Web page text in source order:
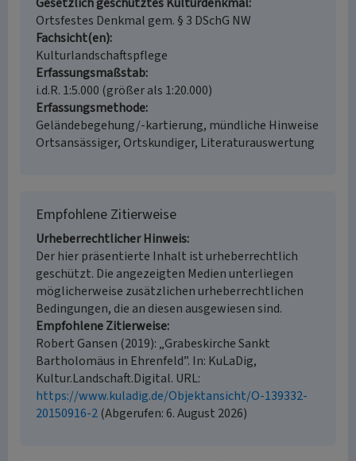
Ortsfestes Denkmal gem. § 3 DSchG NW
Fachsicht(en)
Kulturlandschaftspflege
Erfassungsmaßstab
i.d.R. 1:5.000 (größer als 1:20.000)
Erfassungsmethode
Geländebegehung/-kartierung, mündliche Hinweise
Ortsansässiger, Ortskundiger, Literaturauswertung
Empfohlene Zitierweise
Urheberrechtlicher Hinweis
Der hier präsentierte Inhalt ist urheberrechtlich
geschützt. Die angezeigten Medien unterliegen
möglicherweise zusätzlichen urheberrechtlichen
Bedingungen, die an diesen ausgewiesen sind.
Empfohlene Zitierweise
Robert Gansen (2019): „Grabeskirche Sankt
Bartholomäus in Ehrenfeld”. In: KuLaDig,
Kultur.Landschaft.Digital. URL:
https://www.kuladig.de/Objektansicht/O-139332-
20150916-2(Abgerufen: 6. August 2026)